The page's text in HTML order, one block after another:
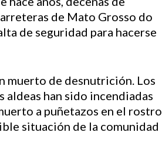
de Mato Grosso do
de seguridad para hacerse
muerto de desnutrición. Los
aldeas han sido incendiadas
a puñetazos en el rostro
situación de la comunidad